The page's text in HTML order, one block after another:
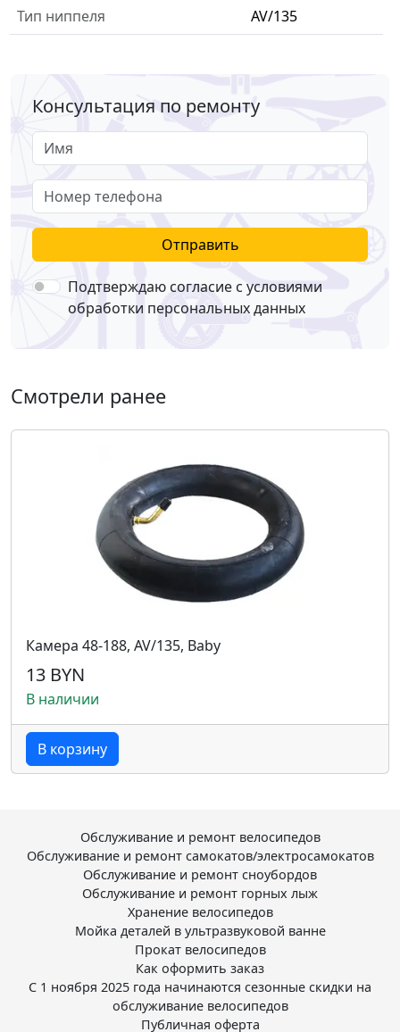
Тип ниппеля AV/135
Консультация по ремонту
Имя
Номер телефона
Отправить
Подтверждаю согласие с условиями
обработки персональных данных
Смотрели ранее
Камера 48-188, AV/135, Baby
13 BYN
В наличии
В корзину
Обслуживание и ремонт велосипедов
Обслуживание и ремонт самокатов/электросамокатов
Обслуживание и ремонт сноубордов
Обслуживание и ремонт горных лыж
Хранение велосипедов
Мойка деталей в ультразвуковой ванне
Прокат велосипедов
Как оформить заказ
С 1 ноября 2025 года начинаются сезонные скидки на
обслуживание велосипедов
Публичная оферта